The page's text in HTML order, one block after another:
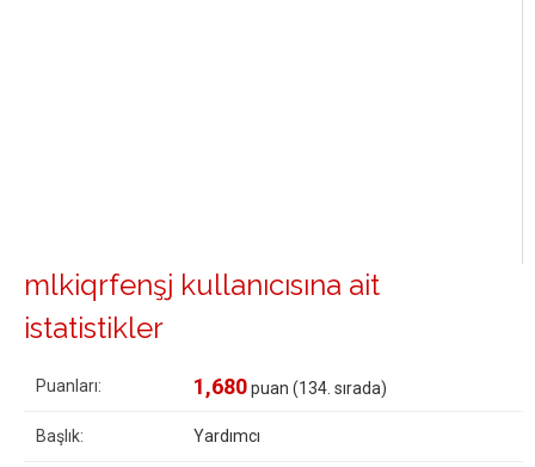
mlkiqrfenşj kullanıcısına ait
istatistikler
Puanları: 1,680puan (134 . sırada)
Başlık: Yardımcı